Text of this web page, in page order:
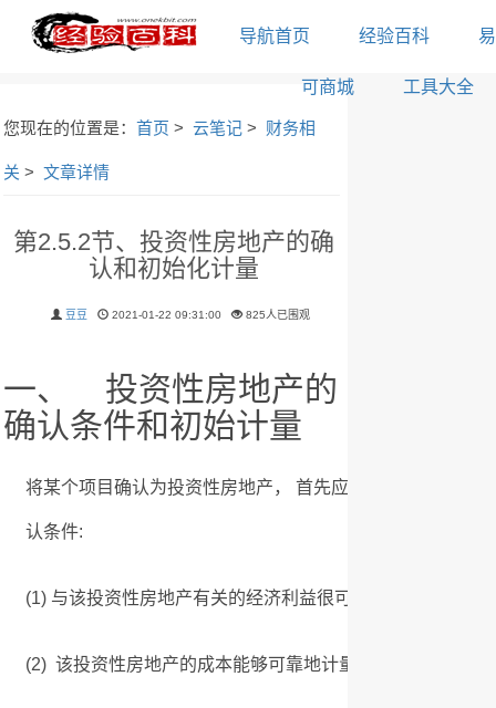
导航首页 经验百科 易
可商城 工具大全
您现在的位置是：首页 >云笔记 > 财务相
关 >文章详情
第2.5.2节、投资性房地产的确
认和初始化计量
豆豆 2021-01-22 09:31:00 825人已围观
一、 投资性房地产的
确认条件和初始计量
将某个项目确认为投资性房地产， 首先应当符合投资性房
认条件:
(1) 与该投资性房地产有关的经济利益很可能流入企业;
(2) 该投资性房地产的成本能够可靠地计量。 投资性房地产